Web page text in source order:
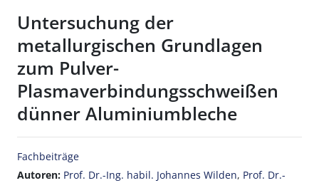
Untersuchung der
metallurgischen Grundlagen
zum Pulver-
Plasmaverbindungsschweißen
dünner Aluminiumbleche
Fachbeiträge
Autoren: Prof. Dr.-Ing. habil. Johannes Wilden, Prof. Dr.-